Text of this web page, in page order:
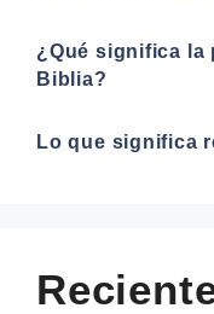
¿Qué significa la
Biblia?
Lo que significa